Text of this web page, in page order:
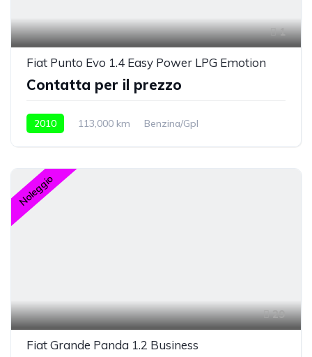
1
Fiat Punto Evo 1.4 Easy Power LPG Emotion
Contatta per il prezzo
2010 113,000 km Benzina/Gpl
Noleggio
29
Fiat Grande Panda 1.2 Business